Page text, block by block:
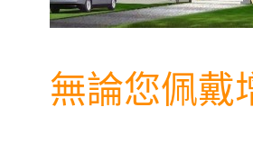
無論您佩戴